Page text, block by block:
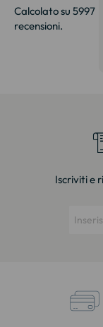
Calcolato su 5997
recensioni.
Iscriviti e